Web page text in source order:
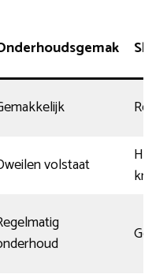
volstaat
Heel
Goed